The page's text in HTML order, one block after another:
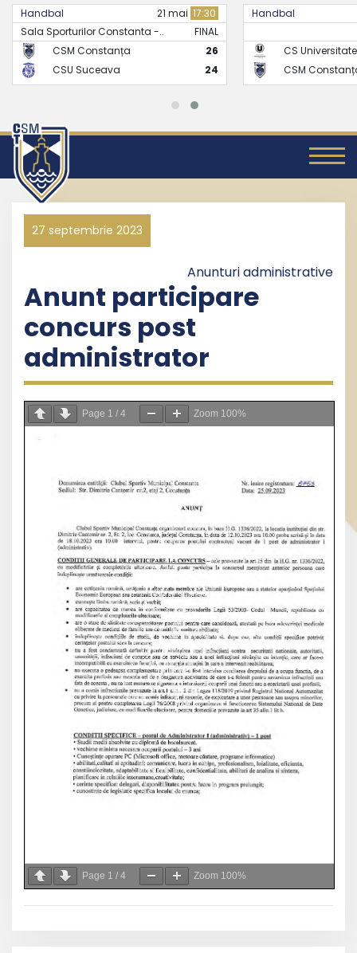
Handbal 21 mai 17:30
Sala Sporturilor Constanta -..
FINAL
CSM Constanța
26
CSU Suceava
24
Handbal
CS
CSM
27 septembrie 2023
Anunturi administrative
Anunt participare
concurs post
administrator
Page 1 / 4 Zoom 100%
Page 1 / 4 Zoom 100%